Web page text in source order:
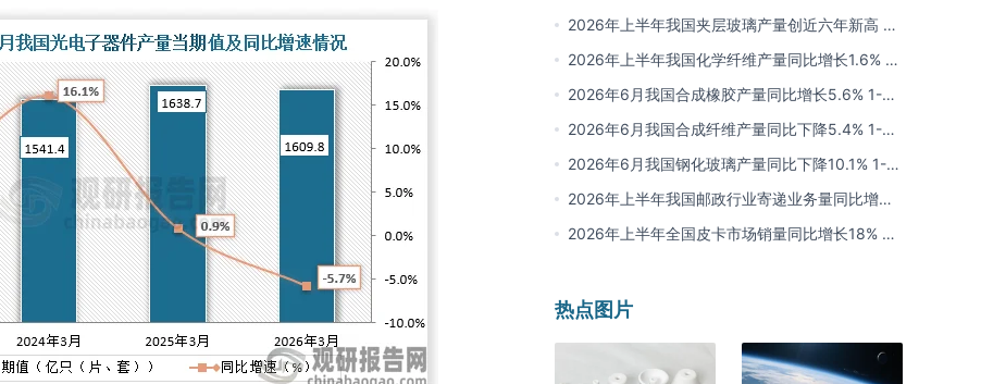
重量箱 同比下降5.7% 其中河北产量最多 占比16%
2026年上半年我国夹层玻璃产量创近六年新高 约
为7964.8万平方米 同比下降0.9%
2026年上半年我国化学纤维产量同比增长1.6% 其
中浙江、江苏产量分别占比42.03%、31.34%
2026年6月我国合成橡胶产量同比增长5.6% 1-6
月累计产量同比增长6.4%
2026年6月我国合成纤维产量同比下降5.4% 1-6
月累计产量为3815.7万吨 同比增长0.8%
2026年6月我国钢化玻璃产量同比下降10.1% 1-6
月累计产量同比下降8.4%
2026年上半年我国邮政行业寄递业务量同比增长
4.2% 业务收入同比增长6%
2026年上半年全国皮卡市场销量同比增长18% 出
热点图片